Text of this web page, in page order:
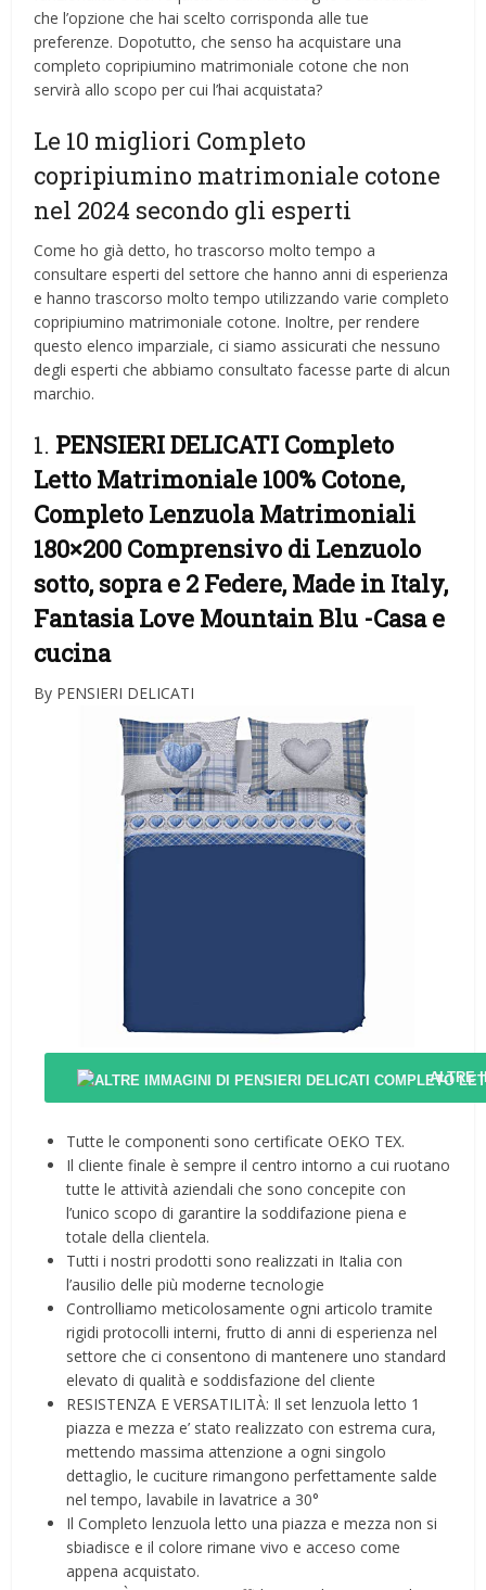
che l’opzione che hai scelto corrisponda alle tue
preferenze. Dopotutto, che senso ha acquistare una
completo copripiumino matrimoniale cotone che non
servirà allo scopo per cui l’hai acquistata?
Le 10 migliori Completo
copripiumino matrimoniale cotone
nel 2024 secondo gli esperti
Come ho già detto, ho trascorso molto tempo a
consultare esperti del settore che hanno anni di esperienza
e hanno trascorso molto tempo utilizzando varie completo
copripiumino matrimoniale cotone. Inoltre, per rendere
questo elenco imparziale, ci siamo assicurati che nessuno
degli esperti che abbiamo consultato facesse parte di alcun
marchio.
1. PENSIERI DELICATI Completo
Letto Matrimoniale 100% Cotone,
Completo Lenzuola Matrimoniali
180×200 Comprensivo di Lenzuolo
sotto, sopra e 2 Federe, Made in Italy,
Fantasia Love Mountain Blu -Casa e
cucina
By PENSIERI DELICATI
ALTRE
Tutte le componenti sono certificate OEKO TEX.
Il cliente finale è sempre il centro intorno a cui ruotano
tutte le attività aziendali che sono concepite con
l’unico scopo di garantire la soddifazione piena e
totale della clientela.
Tutti i nostri prodotti sono realizzati in Italia con
l’ausilio delle più moderne tecnologie
Controlliamo meticolosamente ogni articolo tramite
rigidi protocolli interni, frutto di anni di esperienza nel
settore che ci consentono di mantenere uno standard
elevato di qualità e soddisfazione del cliente
RESISTENZA E VERSATILITÀ: Il set lenzuola letto 1
piazza e mezza e’ stato realizzato con estrema cura,
mettendo massima attenzione a ogni singolo
dettaglio, le cuciture rimangono perfettamente salde
nel tempo, lavabile in lavatrice a 30°
Il Completo lenzuola letto una piazza e mezza non si
sbiadisce e il colore rimane vivo e acceso come
appena acquistato.